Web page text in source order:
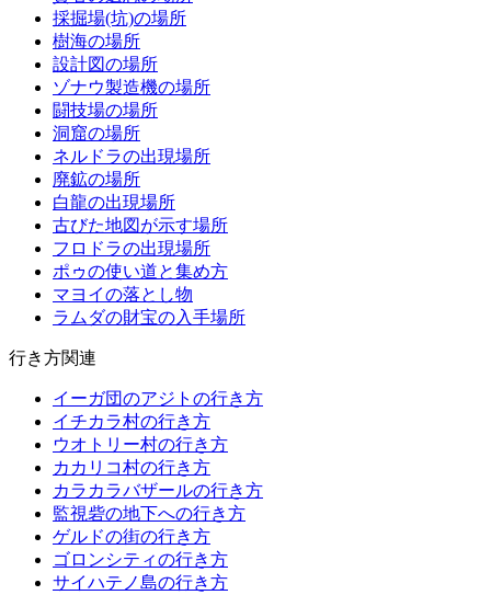
採掘場(坑)の場所
樹海の場所
設計図の場所
ゾナウ製造機の場所
闘技場の場所
洞窟の場所
ネルドラの出現場所
廃鉱の場所
白龍の出現場所
古びた地図が示す場所
フロドラの出現場所
ポゥの使い道と集め方
マヨイの落とし物
ラムダの財宝の入手場所
行き方関連
イーガ団のアジトの行き方
イチカラ村の行き方
ウオトリー村の行き方
カカリコ村の行き方
カラカラバザールの行き方
監視砦の地下への行き方
ゲルドの街の行き方
ゴロンシティの行き方
サイハテノ島の行き方